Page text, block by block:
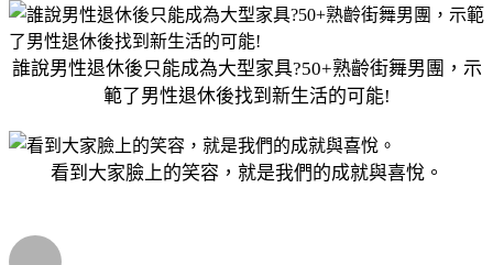
誰說男性退休後只能成為大型家具?50+熟齡街舞男團，示
範了男性退休後找到新生活的可能!
看到大家臉上的笑容，就是我們的成就與喜悅。